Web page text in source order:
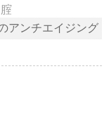
腟
アンチエイジング